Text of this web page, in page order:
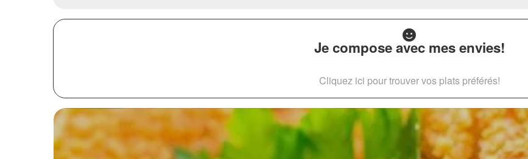
Je compose avec mes envies!
Cliquez ici pour trouver vos plats préférés!